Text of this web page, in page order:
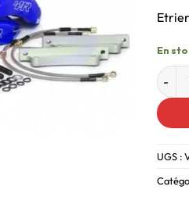
En
UGS :